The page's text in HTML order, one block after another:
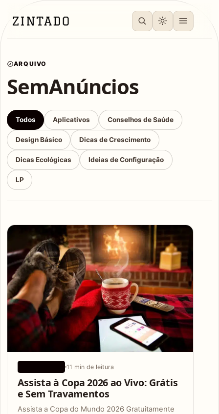
ARQUIVO
SemAnúncios
Todos Aplicativos Conselhos de Saúde
Design Básico Dicas de Crescimento
Dicas Ecológicas Ideias de Configuração
LP
Articles
11 min de leitura
Assista à Copa 2026 ao Vivo: Grátis
e Sem Travamentos
Assista a Copa do Mundo 2026 Gratuitamente